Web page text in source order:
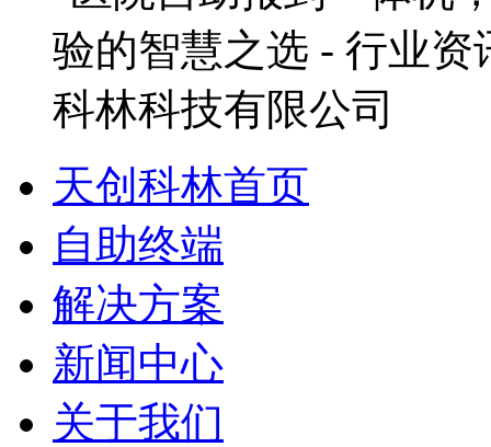
天创科林首页
自助终端
解决方案
新闻中心
关于我们